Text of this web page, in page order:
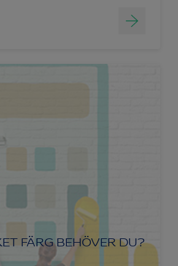
FÄRG BEHÖVER DU?